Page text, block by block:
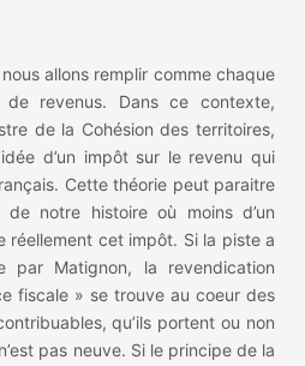
allons remplir comme chaque
de revenus. Dans ce contexte,
de la Cohésion des territoires,
d’un impôt sur le revenu qui
Cette théorie peut paraitre
notre histoire où moins d’un
réellement cet impôt. Si la piste a
par Matignon, la revendication
fiscale » se trouve au coeur des
qu’ils portent ou non
pas neuve. Si le principe de la